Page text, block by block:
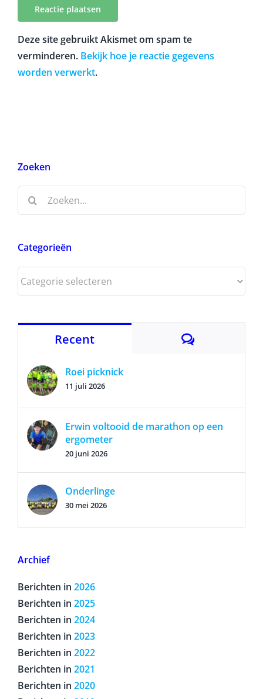
Deze site gebruikt Akismet om spam te
verminderen. Bekijk hoe je reactie gegevens
worden verwerkt.
Zoeken
Zoeken
Categorieën
Categorieën
Recent Reacties
Roei picknick
11 juli 2026
Erwin voltooid de marathon op een
ergometer
20 juni 2026
Onderlinge
30 mei 2026
Archief
Berichten in 2026
Berichten in 2025
Berichten in 2024
Berichten in 2023
Berichten in 2022
Berichten in 2021
Berichten in 2020